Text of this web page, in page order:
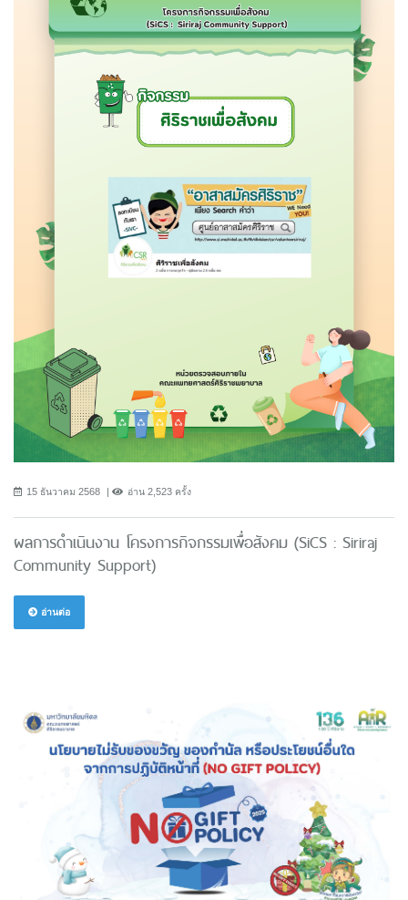
15 ธันวาคม 2568 อ่าน 2,523 ครั้ง
ผลการดำเนินงาน โครงการกิจกรรมเพื่อสังคม (SiCS : Siriraj
Community Support)
อ่านต่อ